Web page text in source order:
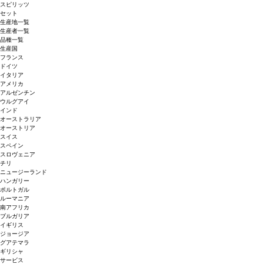
スピリッツ
セット
生産地一覧
生産者一覧
品種一覧
生産国
フランス
ドイツ
イタリア
アメリカ
アルゼンチン
ウルグアイ
インド
オーストラリア
オーストリア
スイス
スペイン
スロヴェニア
チリ
ニュージーランド
ハンガリー
ポルトガル
ルーマニア
南アフリカ
ブルガリア
イギリス
ジョージア
グアテマラ
ギリシャ
サービス